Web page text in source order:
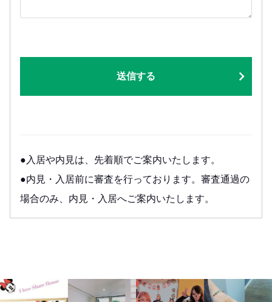
送信する
●入居や内見は、先着順でご案内いたします。
●内見・入居前に審査を行っております。審査通過の
場合のみ、内見・入居へご案内いたします。